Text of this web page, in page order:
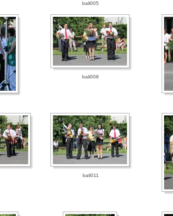
bali005
bali008
bali011